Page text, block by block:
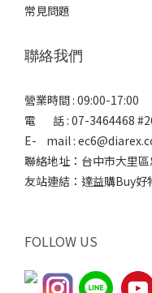
常見問題
聯絡我們
營業時間 : 09:00-17:00
電 話 : 07-3464468
E- mail :
聯絡地址：台中市大里
友站連結： 達益購Buy好
FOLLOW US